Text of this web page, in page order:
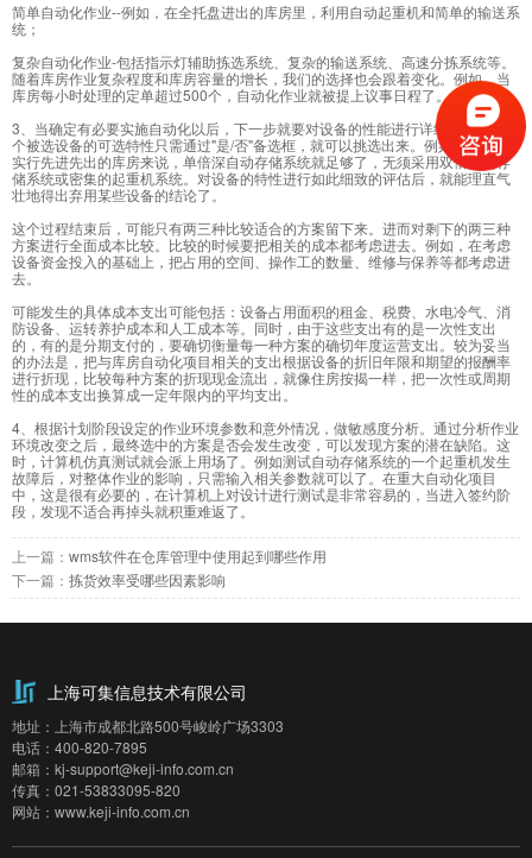
简单自动化作业--例如，在全托盘进出的库房里，利用自动起重机和简单的输送系
统；
复杂自动化作业-包括指示灯辅助拣选系统、复杂的输送系统、高速分拣系统等。
随着库房作业复杂程度和库房容量的增长，我们的选择也会跟着变化。例如，当
库房每小时处理的定单超过500个，自动化作业就被提上议事日程了。
3、当确定有必要实施自动化以后，下一步就要对设备的性能进行详细的审视。每
个被选设备的可选特性只需通过"是/否"备选框，就可以挑选出来。例如，对严格
实行先进先出的库房来说，单倍深自动存储系统就足够了，无须采用双倍深的存
储系统或密集的起重机系统。对设备的特性进行如此细致的评估后，就能理直气
壮地得出弃用某些设备的结论了。
这个过程结束后，可能只有两三种比较适合的方案留下来。进而对剩下的两三种
方案进行全面成本比较。比较的时候要把相关的成本都考虑进去。例如，在考虑
设备资金投入的基础上，把占用的空间、操作工的数量、维修与保养等都考虑进
去。
可能发生的具体成本支出可能包括：设备占用面积的租金、税费、水电冷气、消
防设备、运转养护成本和人工成本等。同时，由于这些支出有的是一次性支出
的，有的是分期支付的，要确切衡量每一种方案的确切年度运营支出。较为妥当
的办法是，把与库房自动化项目相关的支出根据设备的折旧年限和期望的报酬率
进行折现，比较每种方案的折现现金流出，就像住房按揭一样，把一次性或周期
性的成本支出换算成一定年限内的平均支出。
4、根据计划阶段设定的作业环境参数和意外情况，做敏感度分析。通过分析作业
环境改变之后，最终选中的方案是否会发生改变，可以发现方案的潜在缺陷。这
时，计算机仿真测试就会派上用场了。例如测试自动存储系统的一个起重机发生
故障后，对整体作业的影响，只需输入相关参数就可以了。在重大自动化项目
中，这是很有必要的，在计算机上对设计进行测试是非常容易的，当进入签约阶
段，发现不适合再掉头就积重难返了。
上一篇： wms软件在仓库管理中使用起到哪些作用
下一篇： 拣货效率受哪些因素影响
上海可集信息技术有限公司
地址：上海市成都北路500号峻岭广场3303
电话：400-820-7895
邮箱：kj-support@keji-info.com.cn
传真：021-53833095-820
网站：www.keji-info.com.cn